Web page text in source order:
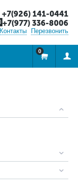
+7(926) 141-0441
+7(977) 336-8006
Контакты Перезвонить
0